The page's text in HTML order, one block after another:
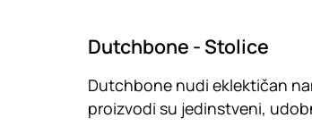
Dutchbone - Stolice
Dutchbone nudi eklektičan
proizvodi su jedinstveni,